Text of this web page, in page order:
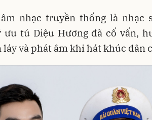
nhạc truyền thống là nhạc
ưu tú Diệu Hương đã cố vấn,
và phát âm khi hát khúc dân